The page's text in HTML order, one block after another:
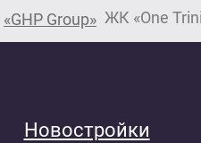
«GHP Group»
Новостройки